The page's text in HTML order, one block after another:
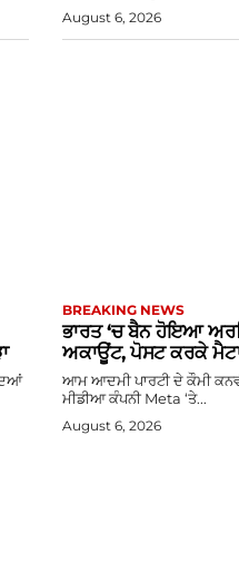
August 6, 2026
BREAKING NEWS
ਭਾਰਤ ‘ਚ ਬੈਨ ਹੋਇਆ
ਅਕਾਊਂਟ, ਪੋਸਟ ਕਰਕੇ
ਆਮ ਆਦਮੀ ਪਾਰਟੀ ਦੇ ਕੌਮੀ
ਮੀਡੀਆ ਕੰਪਨੀ Meta ‘ਤੇ...
August 6, 2026